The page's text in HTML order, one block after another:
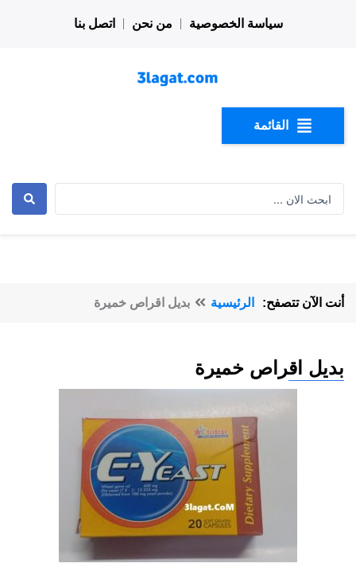
سياسة الخصوصية من نحن اتصل بنا
القائمة
أنت الآن تتصفح: الرئيسية بديل اقراص خميرة
بديل اقراص خميرة